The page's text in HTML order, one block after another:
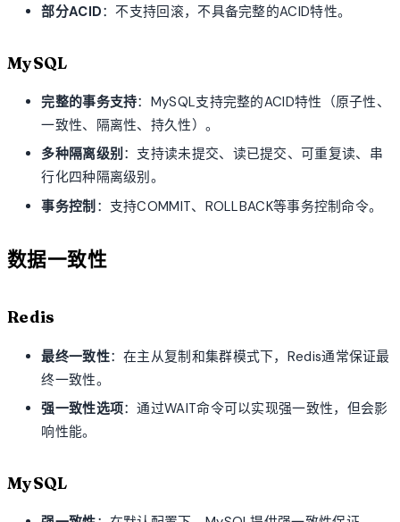
部分ACID：不支持回滚，不具备完整的ACID特性。
MySQL
完整的事务支持：MySQL支持完整的ACID特性（原子性、
一致性、隔离性、持久性）。
多种隔离级别 ：支持读未提交、读已提交、可重复读、串
行化四种隔离级别。
事务控制 ：支持COMMIT、ROLLBACK等事务控制命令。
数据一致性
Redis
最终一致性：在主从复制和集群模式下，Redis通常保证最
终一致性。
强一致性选项：通过WAIT命令可以实现强一致性，但会影
响性能。
MySQL